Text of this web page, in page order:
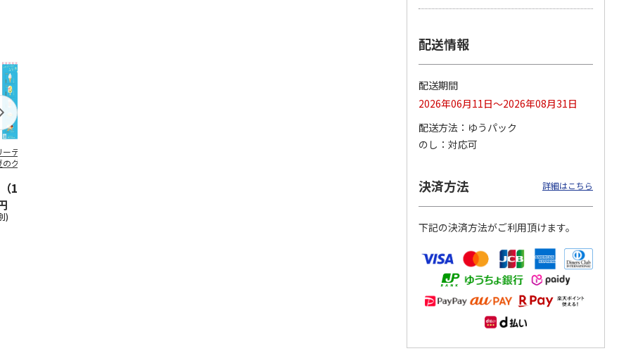
ーティング切
グリーティ
（10）
)
【グリーティング切
円…
4.8（11）
5,500円
4.6（7）
11,000円
配送情報
配送期間
2026年06月11日～2026年08月31日
配送方法
ゆうパック
のし
対応可
決済方法 詳細はこちら
下記の決済方法がご利用頂けます。